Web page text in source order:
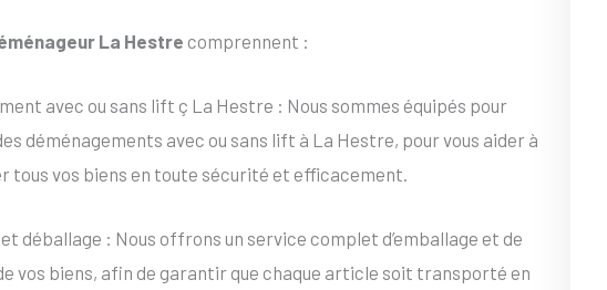
La Hestre comprennent :
avec ou sans lift ç La Hestre : Nous sommes équipés pour
déménagements avec ou sans lift à La Hestre, pour vous aider à
tous vos biens en toute sécurité et efficacement.
déballage : Nous offrons un service complet d’emballage et de
vos biens, afin de garantir que chaque article soit transporté en